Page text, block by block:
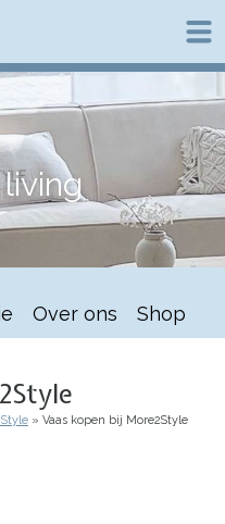
Over ons Shop
Vaas kopen bij More2Style